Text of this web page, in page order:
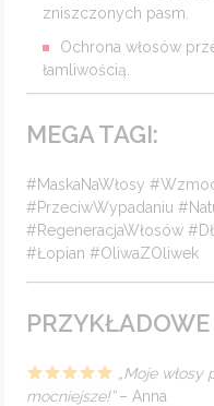
zniszczonych pasm.
Ochrona włosów
łamliwością.
MEGA TAGI:
#MaskaNaWłosy
#PrzeciwWypadaniu
#RegeneracjaWłosów
#Łopian #OliwaZOliwek
„Moje
mocniejsze!”– Anna